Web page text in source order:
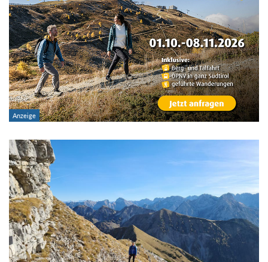
Region:
Gebirge:
Art der Tour:
Schwierigkeitsgrad:
von
Kondition (Tourdauer):
von
bis
Suchbegriff: